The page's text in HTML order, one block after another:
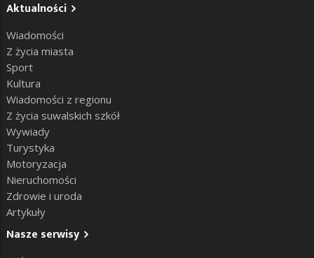
Aktualności
Wiadomości
Z życia miasta
Sport
Kultura
Wiadomości z regionu
Z życia suwalskich szkół
Wywiady
Turystyka
Motoryzacja
Nieruchomości
Zdrowie i uroda
Artykuły
Nasze serwisy